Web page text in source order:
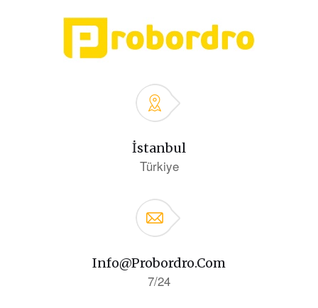
İstanbul
Türkiye
Info@probordro.com
7/24